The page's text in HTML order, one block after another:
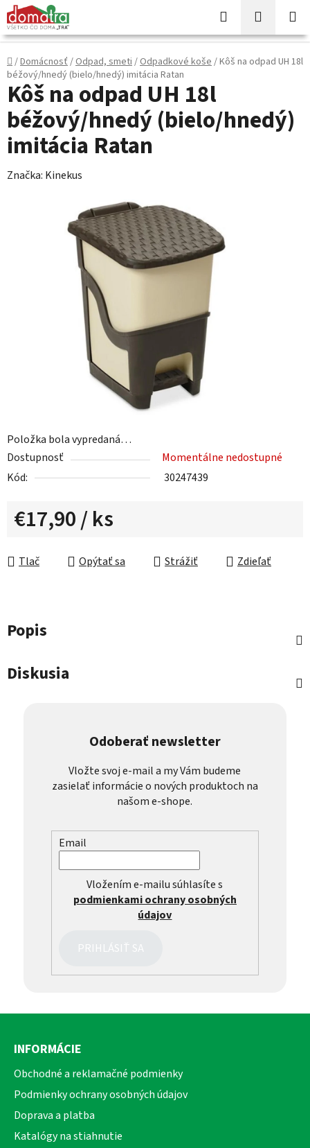
Prejsť
na
obsah
Hľadať
KOŠÍK
Domov
/Domácnosť/Odpad, smeti/Odpadkové koše/Kôš na odpad UH 18l
béžový/hnedý (bielo/hnedý) imitácia Ratan
Položka bola vypredaná…
Dostupnosť
Momentálne nedostupné
Kód:
30247439
€17,90/ ks
Tlač
Opýtať sa Strážiť Zdieľať
Kôš na odpad UH 18l
béžový/hnedý (bielo/hnedý)
imitácia Ratan
Značka: Kinekus
Popis
Diskusia
Odoberať newsletter
Vložte svoj e-mail a my Vám budeme
zasielať informácie o nových produktoch na
našom e-shope.
Email
Vložením e-mailu súhlasíte s
podmienkami ochrany osobných
údajov
PRIHLÁSIŤ SA
Z
INFORMÁCIE
Obchodné a reklamačné podmienky
Podmienky ochrany osobných údajov
Doprava a platba
Katalógy na stiahnutie